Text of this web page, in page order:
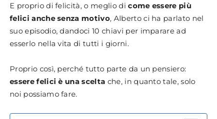
E proprio di felicità, o meglio dicome essere più
felici anche senza motivo, Alberto ci ha parlato nel
suo episodio, dandoci 10 chiavi per imparare ad
esserlo nella vita di tutti i giorni.
Proprio così, perché tutto parte da un pensiero:
essere felici è una scelta che, in quanto tale, solo
noi possiamo fare.